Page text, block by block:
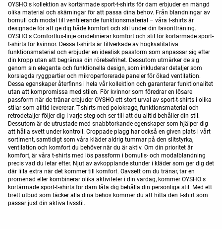
OYSHO:s kollektion av kortärmade sport-t-shirts för dam erbjuder en mängd
olika material och skärningar för att passa dina behov. Från blandningar av
bomull och modal till ventilerande funktionsmaterial – våra t-shirts är
designade för att ge dig både komfort och stil under din favoritträning.
OYSHO:s Comfortlux-linje omdefinierar komfort och stil för kortärmade sport-
t-shirts för kvinnor. Dessa t-shirts är tillverkade av högkvalitativa
funktionsmaterial och erbjuder en idealisk passform som anpassar sig efter
din kropp utan att begränsa din rörelsefrihet. Dessutom utmärker de sig
genom sin eleganta och funktionella design, som inkluderar detaljer som
korslagda ryggpartier och mikroperforerade paneler för ökad ventilation.
Dessa egenskaper återfinns i hela vår kollektion och garanterar funktionalitet
utan att kompromissa med stilen. För kvinnor som föredrar en lösare
passform när de tränar erbjuder OYSHO ett stort urval av sport-t-shirts i olika
stilar som alltid levererar. T-shirts med polokrage, funktionsmaterial och
retrodetaljer följer dig i varje steg och ser till att du alltid behåller din stil.
Dessutom är de utrustade med snabbtorkande egenskaper som hjälper dig
att hålla svett under kontroll. Croppade plagg har också en given plats i vårt
sortiment, samtidigt som våra kläder aldrig tummar på den slitstyrka,
ventilation och komfort du behöver när du är aktiv. Om din prioritet är
komfort, är våra t-shirts med lös passform i bomulls- och modalblandning
precis vad du letar efter. Njut av avkopplande stunder i kläder som ger dig det
där lilla extra när det kommer till komfort. Oavsett om du tränar, tar en
promenad eller kombinerar olika aktiviteter i din vardag, kommer OYSHO:s
kortärmade sport-t-shirts för dam låta dig behålla din personliga stil. Med ett
brett utbud som täcker alla dina behov kommer du att hitta den t-shirt som
passar just din aktiva livsstil.